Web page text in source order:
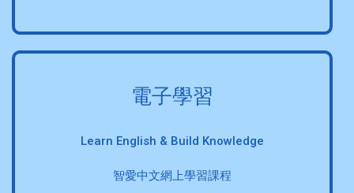
電子學習
Learn English & Build Knowledge
智愛中文網上學習課程